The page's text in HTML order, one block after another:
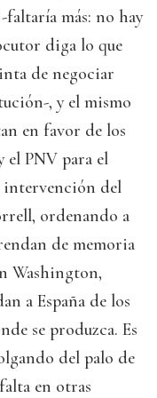
más: no hay
diga lo que
de negociar
, y el mismo
en favor de los
el PNV para el
intervención del
ordenando a
de memoria
Washington,
a España de los
se produzca. Es
del palo de
en otras